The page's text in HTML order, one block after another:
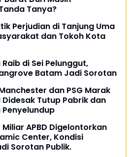
Tanya?
Perjudian di Tanjung Uma
dan Tokoh Kota
di Sei Pelunggut,
Batam Jadi Sorotan
dan PSG Marak
Didesak Tutup Pabrik dan
APBD Digelontorkan
Center, Kondisi
Sorotan Publik.